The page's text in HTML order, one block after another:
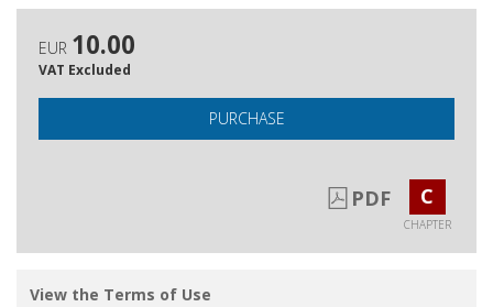
Gli autori
EUR 10.00
VAT Excluded
PURCHASE
PDF C
CHAPTER
View the Terms of Use